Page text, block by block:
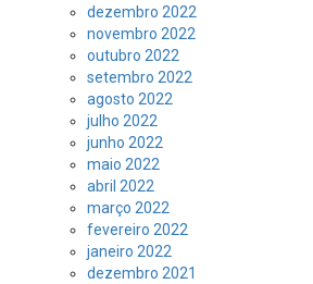
dezembro 2022
novembro 2022
outubro 2022
setembro 2022
agosto 2022
julho 2022
junho 2022
maio 2022
abril 2022
março 2022
fevereiro 2022
janeiro 2022
dezembro 2021